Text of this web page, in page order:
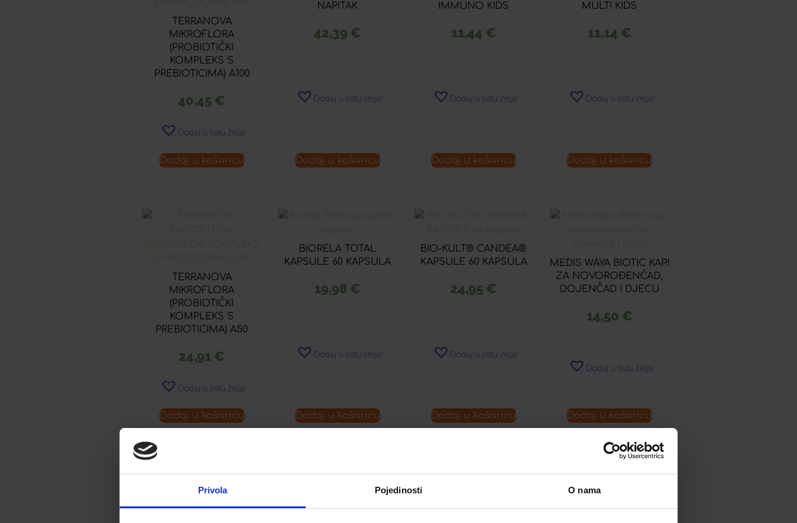
Privola Pojedinosti O nama
TERRANOVA
MIKROFLORA
(PROBIOTIČKI
KOMPLEKS S
PREBIOTICIMA) A100
40,45 €
Dodaj u listu želja
Dodaj u košaricu
NAPITAK
42,39 €
Dodaj u listu želja
Dodaj u košaricu
IMMUNO KIDS
11,44 €
Dodaj u listu želja
Dodaj u košaricu
MULTI KIDS
11,14 €
Dodaj u listu želja
Dodaj u košaricu
TERRANOVA
MIKROFLORA
(PROBIOTIČKI
KOMPLEKS S
PREBIOTICIMA) A50
24,91 €
Dodaj u listu želja
Dodaj u košaricu
BIORELA TOTAL
KAPSULE 60 KAPSULA
19,98 €
Dodaj u listu želja
Dodaj u košaricu
BIO-KULT® CANDEA®
KAPSULE 60 KAPSULA
24,95 €
Dodaj u listu želja
Dodaj u košaricu
MEDIS WAYA BIOTIC KAPI
ZA NOVOROĐENČAD,
DOJENČAD I DJECU
14,50 €
Dodaj u listu želja
Dodaj u košaricu
Akcija!
BULARDI®, 10 KAPSULA